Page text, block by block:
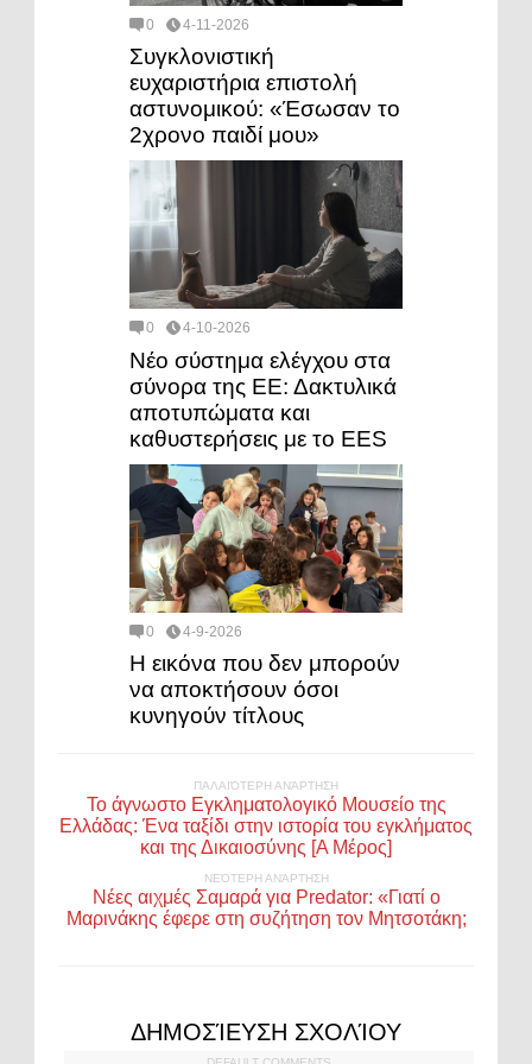
0 4-11-2026
Συγκλονιστική
ευχαριστήρια επιστολή
αστυνομικού: «Έσωσαν το
2χρονο παιδί μου»
0 4-10-2026
Νέο σύστημα ελέγχου στα
σύνορα της ΕΕ: Δακτυλικά
αποτυπώματα και
καθυστερήσεις με το EES
0 4-9-2026
Η εικόνα που δεν μπορούν
να αποκτήσουν όσοι
κυνηγούν τίτλους
ΠΑΛΑΙΌΤΕΡΗ ΑΝΆΡΤΗΣΗ
Το άγνωστο Εγκληματολογικό Μουσείο της
Ελλάδας: Ένα ταξίδι στην ιστορία του εγκλήματος
και της Δικαιοσύνης [Α Μέρος]
ΝΕΌΤΕΡΗ ΑΝΆΡΤΗΣΗ
Νέες αιχμές Σαμαρά για Predator: «Γιατί ο
Μαρινάκης έφερε στη συζήτηση τον Μητσοτάκη;
ΔΗΜΟΣΊΕΥΣΗ ΣΧΟΛΊΟΥ